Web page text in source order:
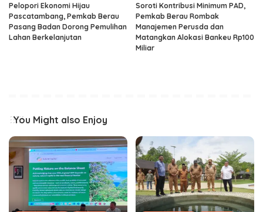
Pelopori Ekonomi Hijau
Pascatambang, Pemkab Berau
Pasang Badan Dorong Pemulihan
Lahan Berkelanjutan
Soroti Kontribusi Minimum PAD,
Pemkab Berau Rombak
Manajemen Perusda dan
Matangkan Alokasi Bankeu Rp100
Miliar
You Might also Enjoy